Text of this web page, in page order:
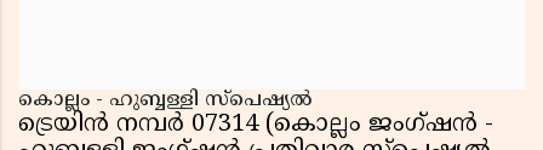
കൊല്ലം - ഹുബ്ബള്ളി സ്പെഷ്യൽ
ട്രെയിൻ നമ്പർ 07314 (കൊല്ലം ജംഗ്ഷൻ -